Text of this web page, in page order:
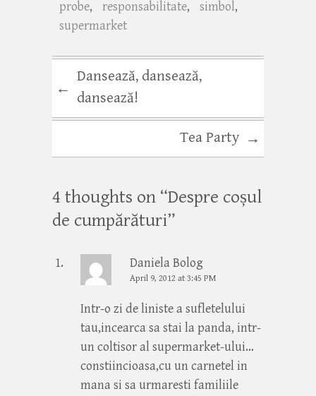
probe, responsabilitate, simbol,
supermarket
←
Dansează, dansează,
dansează!
Tea Party →
4 thoughts on “Despre coșul
de cumpărături”
Daniela Bolog
April 9, 2012 at 3:45 PM
Intr-o zi de liniste a sufletelului
tau,incearca sa stai la panda, intr-
un coltisor al supermarket-ului…
constiincioasa,cu un carnetel in
mana si sa urmaresti familiile